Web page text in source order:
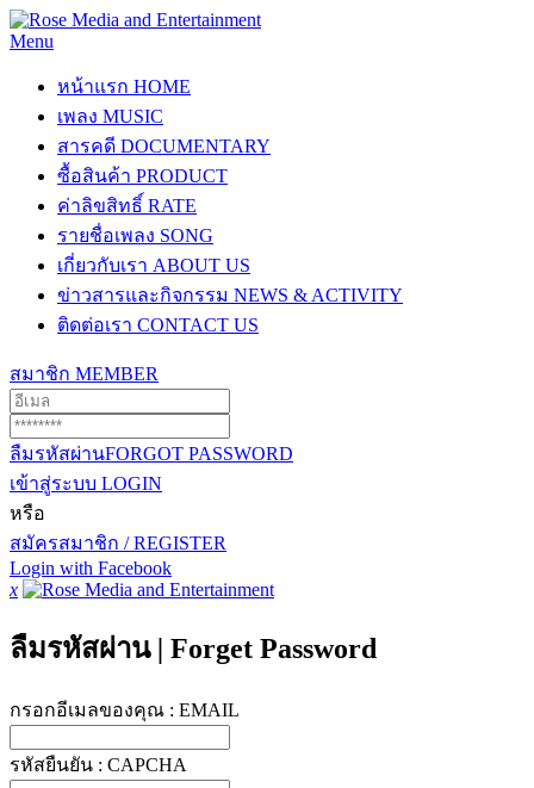
Menu
หน้าแรก HOME
เพลง MUSIC
สารคดี DOCUMENTARY
ซื้อสินค้า PRODUCT
ค่าลิขสิทธิ์ RATE
รายชื่อเพลง SONG
เกี่ยวกับเรา ABOUT US
ข่าวสารและกิจกรรม NEWS & ACTIVITY
ติดต่อเรา CONTACT US
สมาชิก MEMBER
ลืมรหัสผ่านFORGOT PASSWORD
เข้าสู่ระบบ LOGIN
หรือ
สมัครสมาชิก / REGISTER
Login with Facebook
x
ลืมรหัสผ่าน | Forget Password
กรอกอีเมลของคุณ : EMAIL
รหัสยืนยัน : CAPCHA